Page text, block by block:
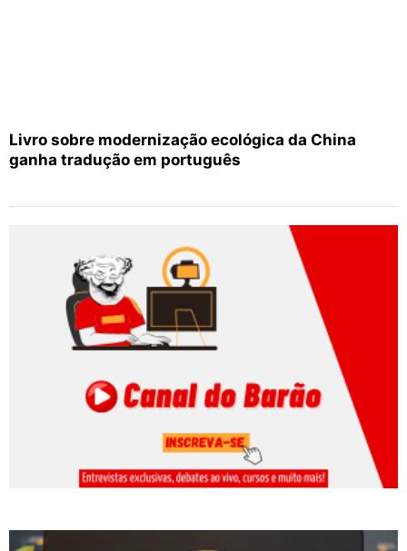
Livro sobre modernização ecológica da China
ganha tradução em português